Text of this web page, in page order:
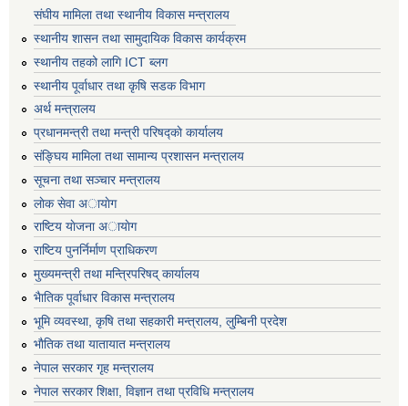
संघीय मामिला तथा स्थानीय विकास मन्त्रालय
स्थानीय शासन तथा सामुदायिक विकास कार्यक्रम
स्थानीय तहको लागि ICT ब्लग
स्थानीय पूर्वाधार तथा कृषि सडक विभाग
अर्थ मन्त्रालय
प्रधानमन्त्री तथा मन्त्री परिषद्काे कार्यालय
संङ्घिय मामिला तथा सामान्य प्रशासन मन्त्रालय
सूचना तथा सञ्चार मन्त्रालय
लाेक सेवा अायाेग
राष्टिय याेजना अायाेग
राष्टिय पुनर्निर्माण प्राधिकरण
मुख्यमन्त्री तथा मन्त्रिपरिषद् कार्यालय
भैातिक पूर्वाधार विकास मन्त्रालय
भूमि व्यवस्था, कृषि तथा सहकारी मन्त्रालय, लु्म्बिनी प्रदेश
भाैतिक तथा यातायात मन्त्रालय
नेपाल सरकार गृह मन्त्रालय
नेपाल सरकार शिक्षा, विज्ञान तथा प्रविधि मन्त्रालय